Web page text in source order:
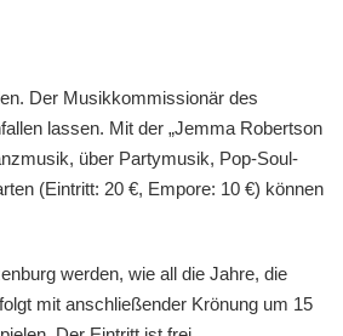
Der Musikkommissionär des
lassen. Mit der „Jemma Robertson
über Partymusik, Pop-Soul-
(Eintritt: 20 €, Empore: 10 €) können
werden, wie all die Jahre, die
mit anschließender Krönung um 15